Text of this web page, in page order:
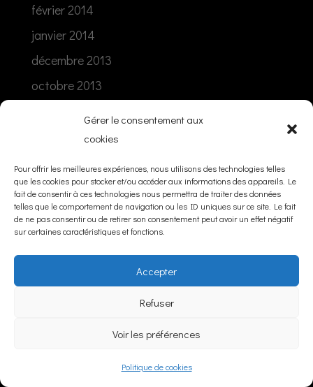
Gérer le consentement aux
cookies
Pour offrir les meilleures expériences, nous utilisons des technologies telles
que les cookies pour stocker et/ou accéder aux informations des appareils. Le
fait de consentir à ces technologies nous permettra de traiter des données
telles que le comportement de navigation ou les ID uniques sur ce site. Le fait
de ne pas consentir ou de retirer son consentement peut avoir un effet négatif
sur certaines caractéristiques et fonctions.
Accepter
Refuser
Voir les préférences
Politique de cookies
février 2014
janvier 2014
décembre 2013
octobre 2013
Email*:
* champ obligatoire.
Réserver DJ ou groupe live fin d’année
Duo jazz en concert à Avoriaz